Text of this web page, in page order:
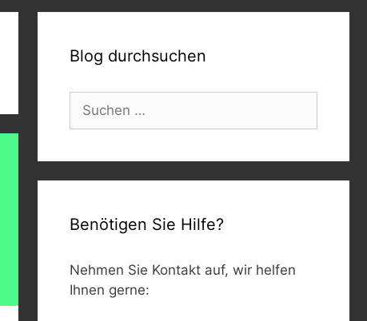
Blog durchsuchen
Suchen
nach:
Benötigen Sie Hilfe?
Nehmen Sie Kontakt auf, wir helfen
Ihnen gerne: